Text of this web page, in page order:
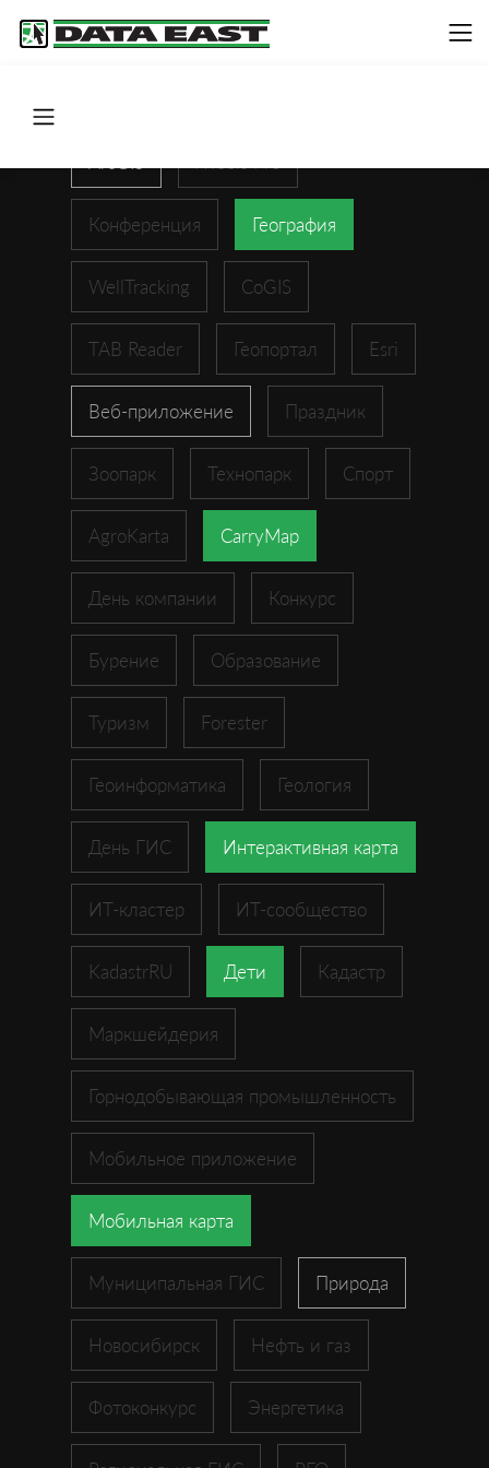
Конференция География
WellTracking CoGIS
TAB Reader Геопортал Esri
Веб-приложение Праздник
Зоопарк Технопарк Спорт
AgroKarta CarryMap
День компании Конкурс
Бурение Образование
Туризм Forester
Геоинформатика Геология
День ГИС Интерактивная карта
ИТ-кластер ИТ-сообщество
KadastrRU Дети Кадастр
Маркшейдерия
Горнодобывающая промышленность
Мобильное приложение
Мобильная карта
Муниципальная ГИС Природа
Новосибирск Нефть и газ
Фотоконкурс Энергетика